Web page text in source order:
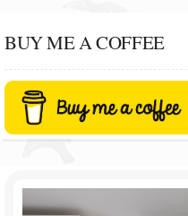
BUY ME A COFFEE